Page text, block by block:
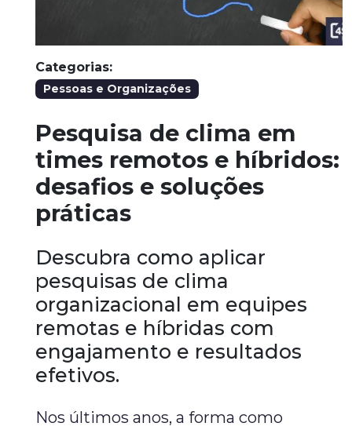
Categorias:
Pessoas e Organizações
Pesquisa de clima em
times remotos e híbridos:
desafios e soluções
práticas
Descubra como aplicar
pesquisas de clima
organizacional em equipes
remotas e híbridas com
engajamento e resultados
efetivos.
Nos últimos anos, a forma como